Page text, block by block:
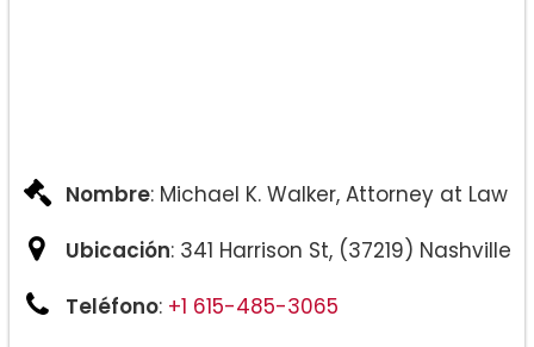
Nombre: Michael K. Walker, Attorney at Law
Ubicación: 341 Harrison St, (37219) Nashville
Teléfono: +1 615-485-3065